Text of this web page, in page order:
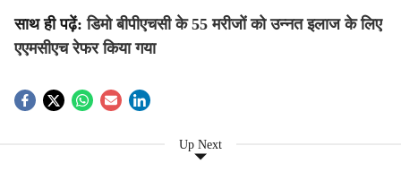
साथ ही पढ़ें:डिमो बीपीएचसी के 55 मरीजों को उन्नत इलाज के लिए
एएमसीएच रेफर किया गया
Up Next